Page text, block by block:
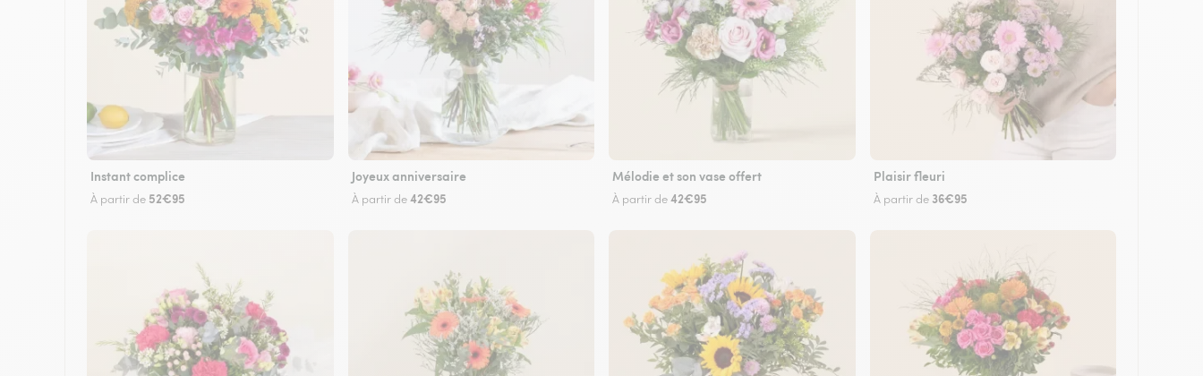
Instant complice
À partir de 52€95
Joyeux anniversaire
À partir de42€95
Mélodie et son vase offert
À partir de42€95
Plaisir fleuri
À partir de 36€95